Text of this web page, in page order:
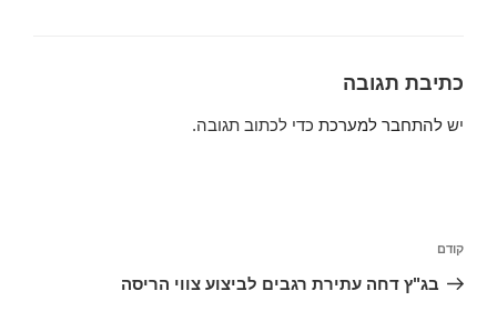
כתיבת תגובה
יש להתחבר למערכת כדי לכתוב תגובה.
הפוסט
הקודם
קודם
בג"ץ דחה עתירת רגבים לביצוע צווי הריסה